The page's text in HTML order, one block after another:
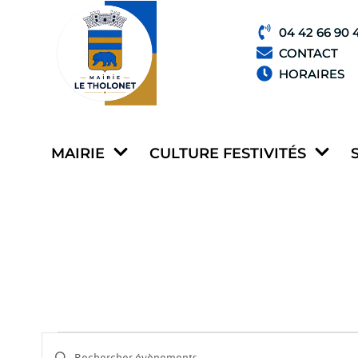
04 42 66 90
CONTACT
HORAIRES
MAIRIE CULTURE FESTIVITÉS
Recherche
Saisir